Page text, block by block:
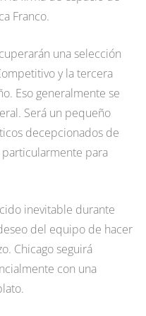
Franco.
una selección
y la tercera
Eso generalmente se
Será un pequeño
decepcionados de
para
inevitable durante
del equipo de hacer
Chicago seguirá
con una